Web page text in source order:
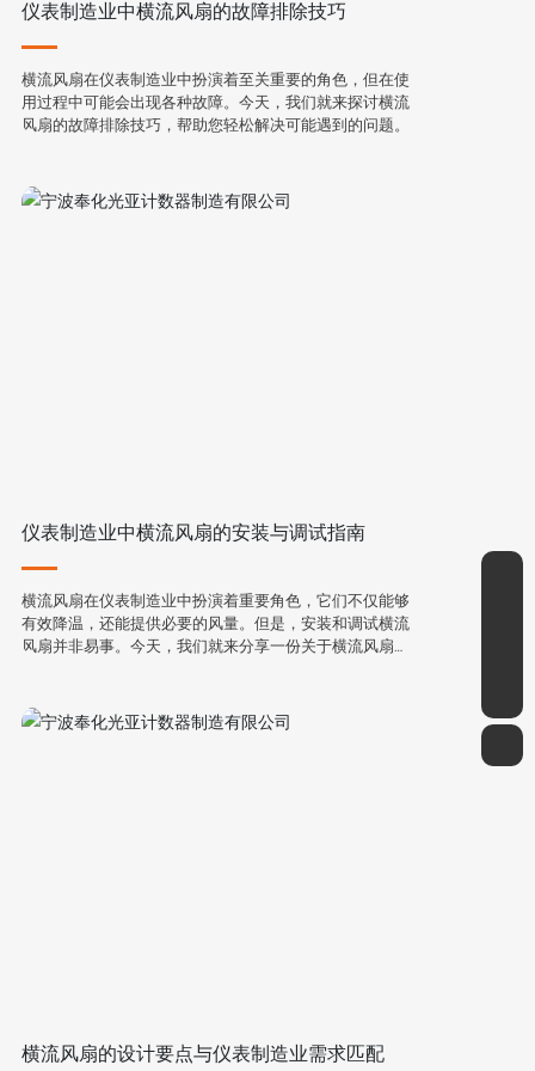
仪表制造业中横流风扇的故障排除技巧
横流风扇在仪表制造业中扮演着至关重要的角色，但在使
用过程中可能会出现各种故障。今天，我们就来探讨横流
风扇的故障排除技巧，帮助您轻松解决可能遇到的问题。
仪表制造业中横流风扇的安装与调试指南
横流风扇在仪表制造业中扮演着重要角色，它们不仅能够
有效降温，还能提供必要的风量。但是，安装和调试横流
风扇并非易事。今天，我们就来分享一份关于横流风扇的
横流风扇的设计要点与仪表制造业需求匹配
微信二维码
sales1@guangya-timer.com